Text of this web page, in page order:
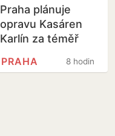
Praha plánuje
opravu Kasáren
Karlín za téměř
8 hodin
PRAHA